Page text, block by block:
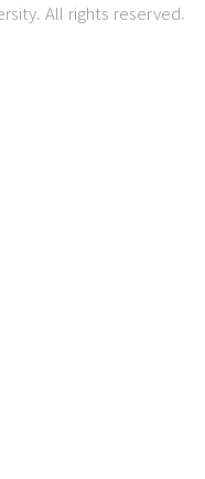
All rights reserved.